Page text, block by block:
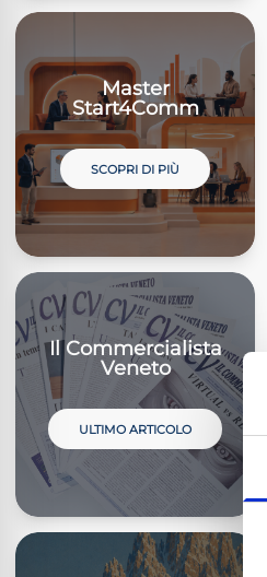
Master
Start4Comm
SCOPRI DI PIÙ
Il Commercialista
Veneto
ULTIMO ARTICOLO